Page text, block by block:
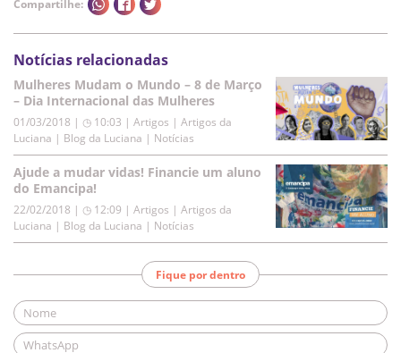
Compartilhe:
Notícias relacionadas
Mulheres Mudam o Mundo – 8 de Março
– Dia Internacional das Mulheres
01/03/2018 | ◷ 10:03 | Artigos | Artigos da
Luciana | Blog da Luciana | Notícias
Ajude a mudar vidas! Financie um aluno
do Emancipa!
22/02/2018 | ◷ 12:09 | Artigos | Artigos da
Luciana | Blog da Luciana | Notícias
Fique por dentro